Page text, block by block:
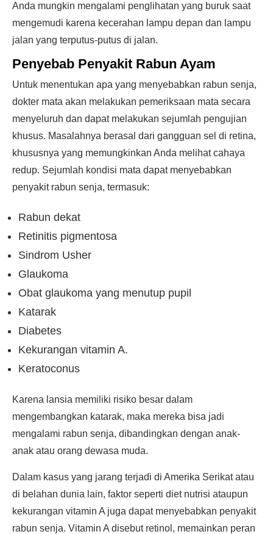
Anda mungkin mengalami penglihatan yang buruk saat
mengemudi karena kecerahan lampu depan dan lampu
jalan yang terputus-putus di jalan.
Penyebab Penyakit Rabun Ayam
Untuk menentukan apa yang menyebabkan rabun senja,
dokter mata akan melakukan pemeriksaan mata secara
menyeluruh dan dapat melakukan sejumlah pengujian
khusus. Masalahnya berasal dari gangguan sel di retina,
khususnya yang memungkinkan Anda melihat cahaya
redup. Sejumlah kondisi mata dapat menyebabkan
penyakit rabun senja, termasuk:
Rabun dekat
Retinitis pigmentosa
Sindrom Usher
Glaukoma
Obat glaukoma yang menutup pupil
Katarak
Diabetes
Kekurangan vitamin A.
Keratoconus
Karena lansia memiliki risiko besar dalam
mengembangkan katarak, maka mereka bisa jadi
mengalami rabun senja, dibandingkan dengan anak-
anak atau orang dewasa muda.
Dalam kasus yang jarang terjadi di Amerika Serikat atau
di belahan dunia lain, faktor seperti diet nutrisi ataupun
kekurangan vitamin A juga dapat menyebabkan penyakit
rabun senja. Vitamin A disebut retinol, memainkan peran